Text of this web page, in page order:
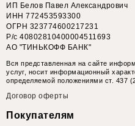
ИП Белов Павел Александрович
ИНН 772453593300
ОГРН 323774600217231
Р/с 40802810400004511693
АО "ТИНЬКОФФ БАНК"
Вся представленная на сайте
услуг, носит информационный
определяемой положениями ст. 437
Договор оферты
Покупателям